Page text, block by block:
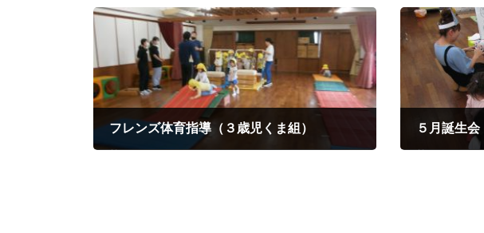
フレンズ体育指導（３歳児くま組） ５月誕生会